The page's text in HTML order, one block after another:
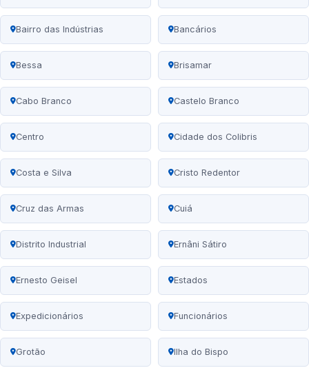
Bairro das Indústrias Bancários
Bessa Brisamar
Cabo Branco Castelo Branco
Centro Cidade dos Colibris
Costa e Silva Cristo Redentor
Cruz das Armas Cuiá
Distrito Industrial Ernâni Sátiro
Ernesto Geisel Estados
Expedicionários Funcionários
Grotão Ilha do Bispo